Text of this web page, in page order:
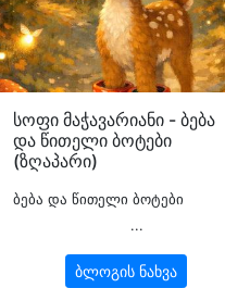
სოფი მაჭავარიანი - ბება
და წითელი ბოტები
(ზღაპარი)
ბება და წითელი ბოტები
...
ბლოგის ნახვა